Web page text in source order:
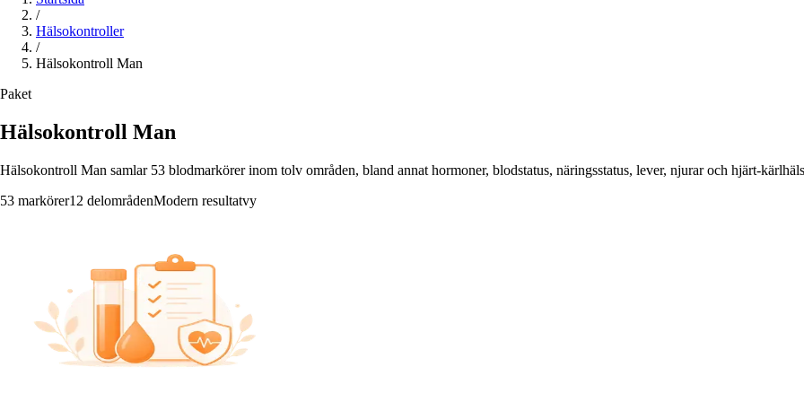
/
Hälsokontroller
/
Hälsokontroll Man
Paket
Hälsokontroll Man
Hälsokontroll Man samlar 53 blodmarkörer inom tolv områden, bland annat hormoner, blodstatus, näringsstatus, lever, njurar och hjärt-
53 markörer12 delområdenModern resultatvy